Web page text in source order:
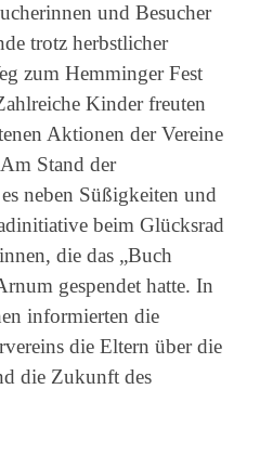
und Besucher
trotz herbstlicher
zum Hemminger Fest
Kinder freuten
Aktionen der Vereine
Stand der
neben Süßigkeiten und
beim Glücksrad
die das „Buch
gespendet hatte. In
informierten die
die Eltern über die
die Zukunft des